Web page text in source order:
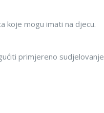
koje mogu imati na djecu.
primjereno sudjelovanje